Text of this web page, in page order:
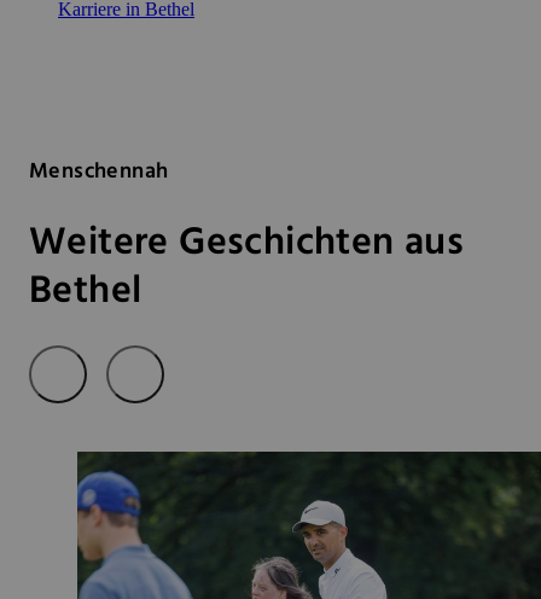
Karriere in Bethel
Menschennah
Weitere Geschichten aus
Bethel